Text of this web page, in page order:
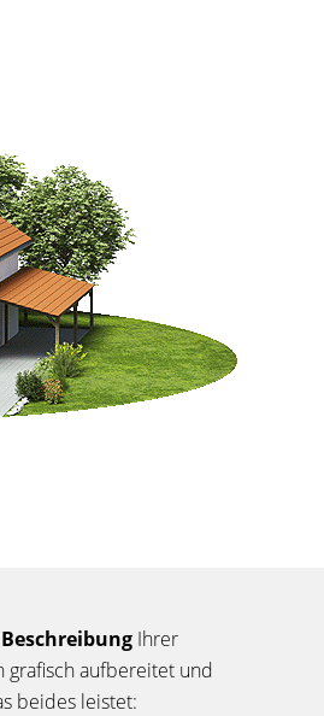
Ihrer
aufbereitet und
beides leistet: